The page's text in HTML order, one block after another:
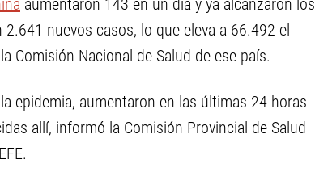
aumentaron 143 en un día y ya alcanzaron los
nuevos casos, lo que eleva a 66.492 el
Comisión Nacional de Salud de ese país.
epidemia, aumentaron en las últimas 24 horas
allí, informó la Comisión Provincial de Salud